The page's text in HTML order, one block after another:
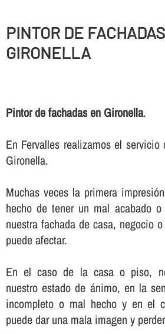
PINTOR DE
GIRONELLA
Pintor de fachadas en Gironella.
En Fervalles realizamos el
Gironella.
Muchas veces la primera
hecho de tener un mal acabado
nuestra fachada de casa, negocio
puede afectar.
En el caso de la casa o piso,
nuestro estado de ánimo, en la
incompleto o mal hecho y en el
puede dar una mala imagen y